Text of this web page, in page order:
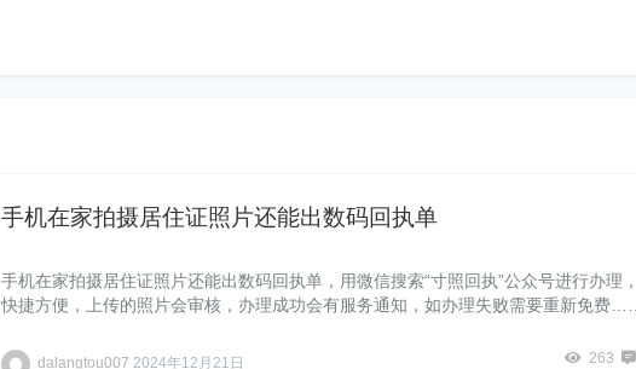
手机在家拍摄居住证照片还能出数码回执单
手机在家拍摄居住证照片还能出数码回执单，用微信搜索“寸照回执”公众号进行办理，
快捷方便，上传的照片会审核，办理成功会有服务通知，如办理失败需要重新免费……
dalangtou007 2024年12月21日 263